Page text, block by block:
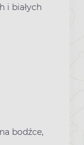
i białych
bodźce,